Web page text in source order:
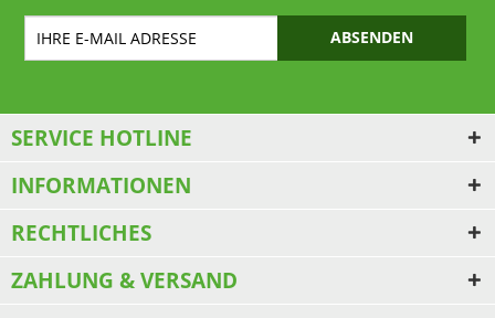
ABSENDEN
SERVICE HOTLINE
INFORMATIONEN
RECHTLICHES
ZAHLUNG & VERSAND